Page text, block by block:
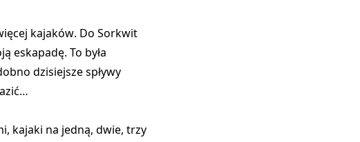
kajaków. Do Sorkwit
eskapadę. To była
dzisiejsze spływy
kajaki na jedną, dwie, trzy